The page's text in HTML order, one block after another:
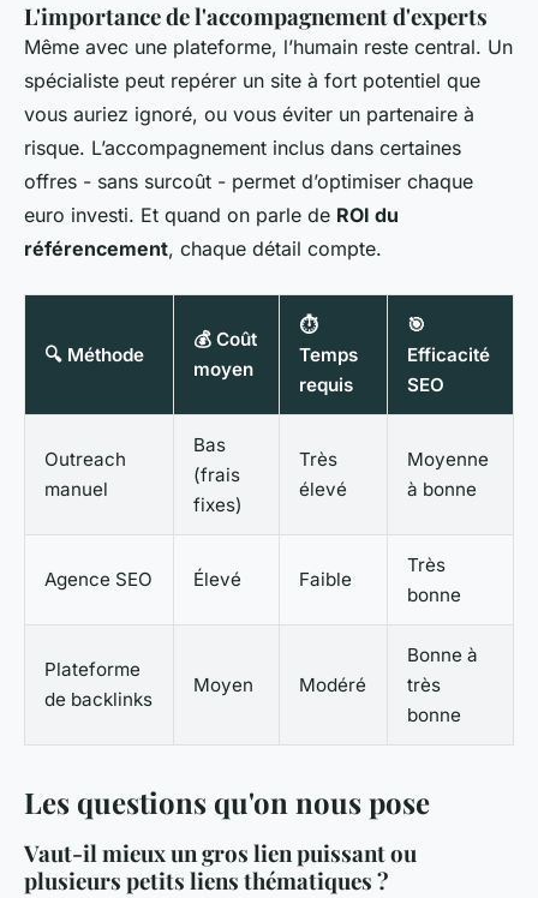
L'importance de l'accompagnement d'experts
Même avec une plateforme, l’humain reste central. Un
spécialiste peut repérer un site à fort potentiel que
vous auriez ignoré, ou vous éviter un partenaire à
risque. L’accompagnement inclus dans certaines
offres - sans surcoût - permet d’optimiser chaque
euro investi. Et quand on parle de ROI du
référencement, chaque détail compte.
🔍 Méthode
💰 Coût
moyen
⏱
Temps
requis
🎯
Efficacité
SEO
Outreach
manuel
Bas
(frais
fixes)
Très
élevé
Moyenne
à bonne
Agence SEO Élevé Faible
Très
bonne
Plateforme
de backlinks
Moyen Modéré
Bonne à
très
bonne
Les questions qu'on nous pose
Vaut-il mieux un gros lien puissant ou
plusieurs petits liens thématiques ?